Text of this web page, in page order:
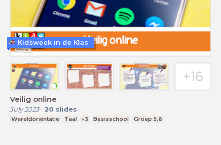
Veilig online
July 2023- 20 slides
Wereldoriëntatie Taal +3 Basisschool Groep 5,6
Kidsweek in de Klas